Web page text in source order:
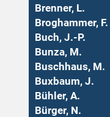
Brenner, L.
Broghammer, F.
Buch, J.-P.
Bunza, M.
Buschhaus, M.
Buxbaum, J.
Bühler, A.
Bürger, N.